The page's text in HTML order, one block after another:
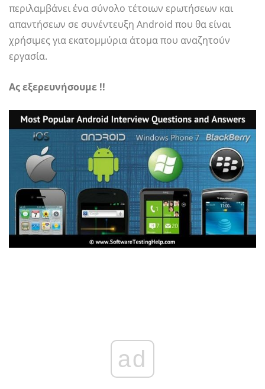
περιλαμβάνει ένα σύνολο τέτοιων ερωτήσεων και
απαντήσεων σε συνέντευξη Android που θα είναι
χρήσιμες για εκατομμύρια άτομα που αναζητούν
εργασία.
Ας εξερευνήσουμε !!
ad